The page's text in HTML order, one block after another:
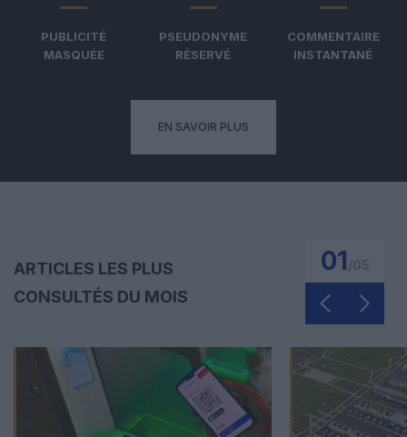
PUBLICITÉ
MASQUÉE
PSEUDONYME
RÉSERVÉ
COMMENTAIRE
INSTANTANÉ
EN SAVOIR PLUS
ARTICLES LES PLUS
CONSULTÉS DU MOIS
01